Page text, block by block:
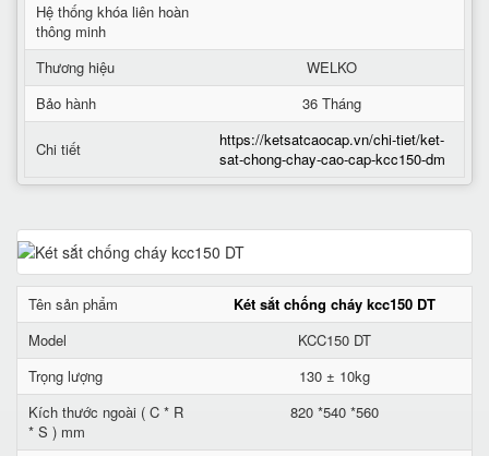
Hệ thống khóa liên hoàn
thông minh
Thương hiệu
WELKO
Bảo hành
36 Tháng
Chi tiết
https://ketsatcaocap.vn/chi-tiet/ket-
sat-chong-chay-cao-cap-kcc150-dm
Tên sản phẩm
Két sắt chống cháy kcc150 DT
Model
KCC150 DT
Trọng lượng
130 ± 10kg
Kích thước ngoài ( C * R
* S ) mm
820 *540 *560